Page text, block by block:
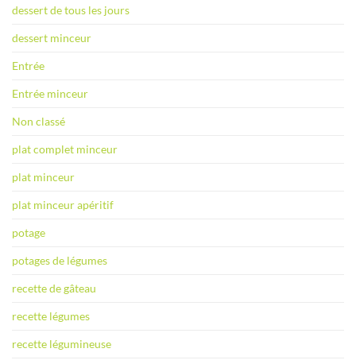
dessert de tous les jours
dessert minceur
Entrée
Entrée minceur
Non classé
plat complet minceur
plat minceur
plat minceur apéritif
potage
potages de légumes
recette de gâteau
recette légumes
recette légumineuse